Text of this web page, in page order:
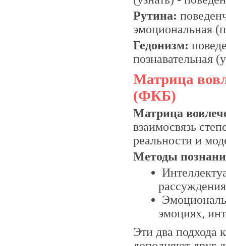
Рутина:
эмоциональная
Гедонизм:
познавательная
Матрица
(ФКБ)
Матрица
взаимосвязь
реальности и
Методы
эмоциях,
Эти два подхода